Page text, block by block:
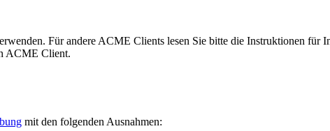
Für andere ACME Clients lesen Sie bitte die Instruktionen für
ACME Client.
mit den folgenden Ausnahmen: